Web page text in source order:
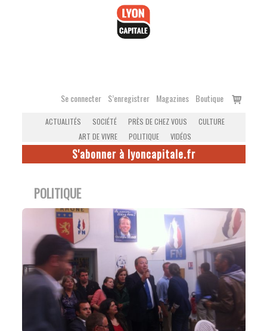
Se connecter S’enregistrer Magazines Boutique
Voir
ACTUALITÉS SOCIÉTÉ PRÈS DE CHEZ VOUS
CULTURE
ART DE VIVRE
POLITIQUE VIDÉOS
S'abonner à lyoncapitale.fr
POLITIQUE